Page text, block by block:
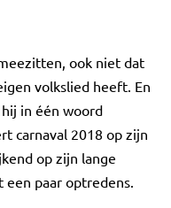
ook niet dat
volkslied heeft. En
in één woord
carnaval 2018 op zijn
op zijn lange
een paar optredens.